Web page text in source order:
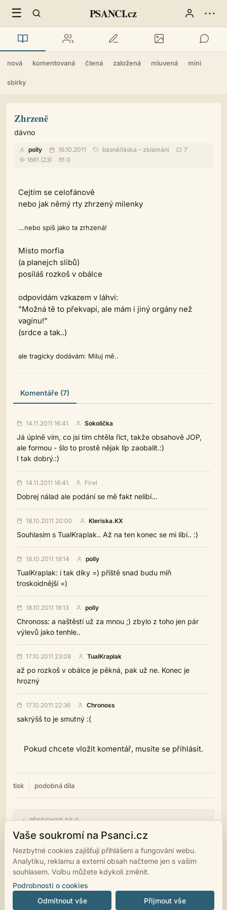
☰ PSANCI.cz ⋯
nová komentovaná čtená založená mluvená mini
sbírky
Zhrzeně
dávno
polly 16.10.2011 básně/láska - zklamání
7
1661 (23)
0
Cejtím se celofánově
nebo jak němý rty zhrzený milenky
...nebo spíš jako ta zrhzená!
Místo morfia
(a planejch slibů)
posíláš rozkoš v obálce
odpovídám vzkazem v láhvi:
"Možná tě to překvapí, ale mám i jiný orgány než
vagínu!"
(srdce a tak..)
ale tragicky dodávám: Miluj mě..
Komentáře (7)
14.11.2011 16:41 Sokolička
Já úplně vím, co jsi tím chtěla říct, takže obsahově JOP,
ale formou - šlo to prostě nějak líp zaobalit.:)
I tak dobrý.:)
14.11.2011 16:41 Firel
Dobrej nálad ale podání se mě fakt nelíbí...
18.10.2011 20:00 Kleriska.KX
Souhlasím s TualKraplak.. Až na ten konec se mi líbí.. :)
18.10.2011 19:14 polly
TualKraplak: i tak díky =) příště snad budu míň
troskoidnější =)
18.10.2011 19:13 polly
Chronoss: a naštěstí už za mnou ;) zbylo z toho jen pár
výlevů jako tenhle..
17.10.2011 23:08 TualKraplak
až po rozkoš v obálce je pěkná, pak už ne. Konec je
hrozný
17.10.2011 22:36 Chronoss
sakrýšš to je smutný :(
Pokud chcete vložit komentář, musíte se přihlásit.
tisk podobná díla
← PŘEDCHOZÍ DÍLO
NÁSLEDUJÍCÍ DÍLO →
Vaše soukromí na Psanci.cz
Nezbytné cookies zajišťují přihlášení a fungování webu.
Analytiku, reklamu a externí obsah načteme jen s vaším
souhlasem. Volbu můžete kdykoli změnit.
Podrobnosti o cookies
Odmítnout vše
Přijmout vše